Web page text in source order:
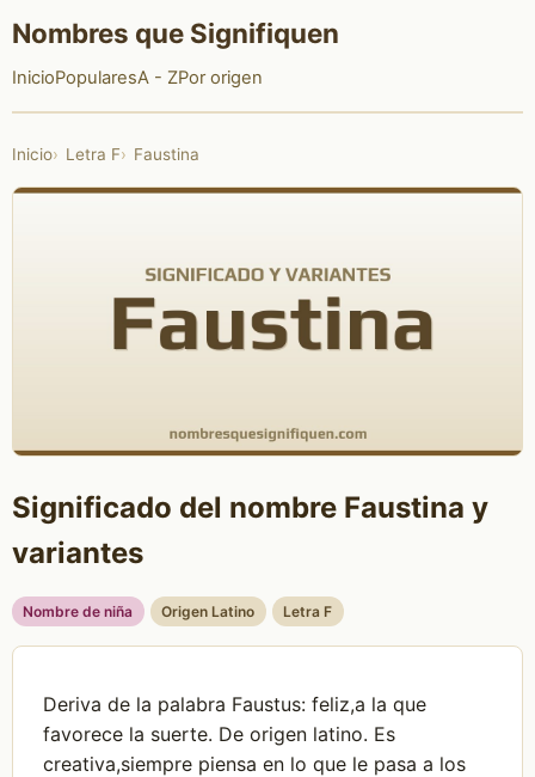
Nombres que Signifiquen
InicioPopularesA - ZPor origen
Inicio Letra F Faustina
Significado del nombre Faustina y
variantes
Nombre de niña Origen Latino Letra F
Deriva de la palabra Faustus: feliz,a la que
favorece la suerte. De origen latino. Es
creativa,siempre piensa en lo que le pasa a los